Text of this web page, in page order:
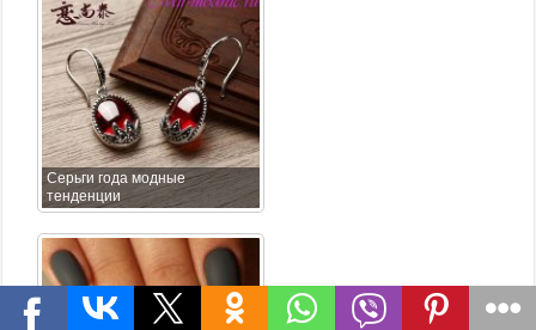
Серьги года модные
тенденции